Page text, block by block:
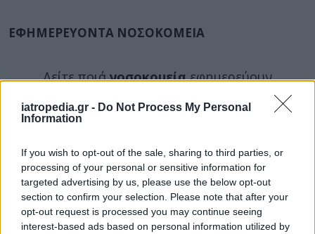
iatropedia.gr - Do Not Process My Personal
Information
If you wish to opt-out of the sale, sharing to third parties, or
processing of your personal or sensitive information for
targeted advertising by us, please use the below opt-out
section to confirm your selection. Please note that after your
opt-out request is processed you may continue seeing
interest-based ads based on personal information utilized by
ΕΦΗΜΕΡΕΥΟΝΤΑ ΝΟΣΟΚΟΜΕΙΑ
Δείτε ποιάνοσοκομείαεφημερεύουν